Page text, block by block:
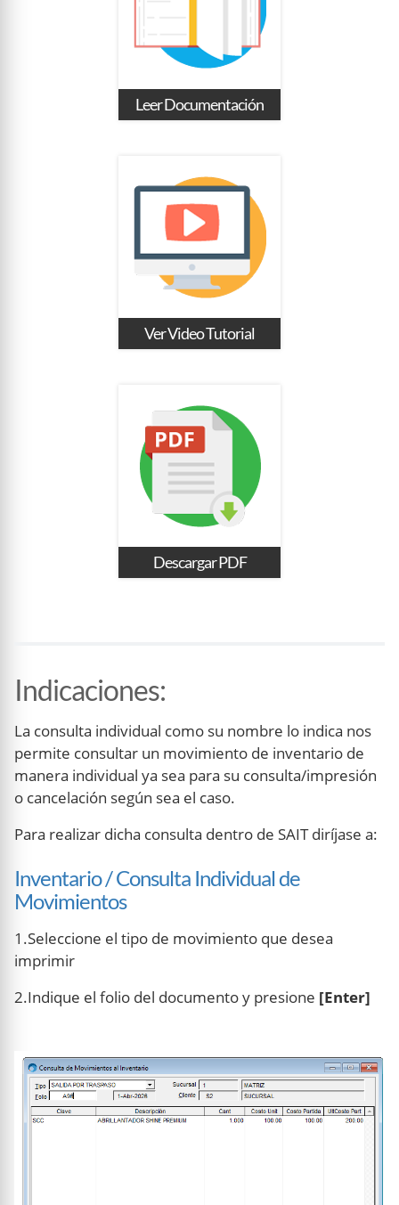
Leer Documentación
Ver Video Tutorial
Descargar PDF
Indicaciones:
La consulta individual como su nombre lo indica nos
permite consultar un movimiento de inventario de
manera individual ya sea para su consulta/impresión
o cancelación según sea el caso.
Para realizar dicha consulta dentro de SAIT diríjase a:
Inventario / Consulta Individual de
Movimientos
1.Seleccione el tipo de movimiento que desea
imprimir
2.Indique el folio del documento y presione [Enter]